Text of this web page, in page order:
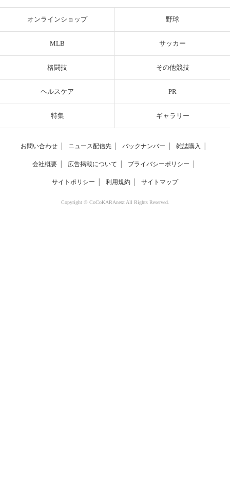
オンラインショップ 野球
MLB サッカー
格闘技 その他競技
ヘルスケア PR
特集 ギャラリー
お問い合わせ ニュース配信先 バックナンバー 雑誌購入
会社概要 広告掲載について プライバシーポリシー
サイトポリシー 利用規約 サイトマップ
Copyright © CoCoKARAnext All Rights Reserved.